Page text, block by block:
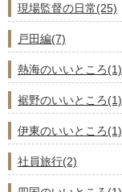
現場監督の日常(25)
戸田編(7)
熱海のいいところ(1)
裾野のいいところ(1)
伊東のいいところ(1)
社員旅行(2)